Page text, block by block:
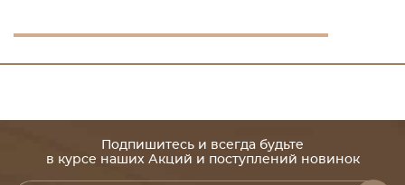
Подпишитесь и всегда будьте
в курсе наших Акций и поступлений новинок